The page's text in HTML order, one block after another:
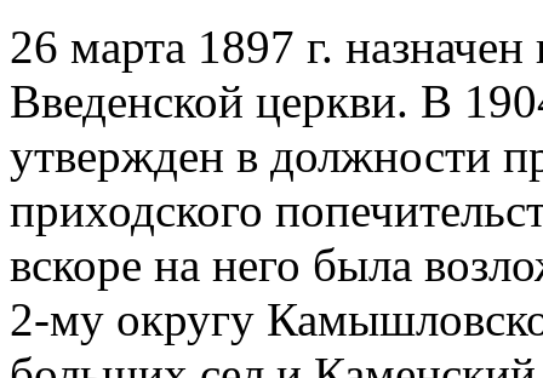
26 марта 1897 г.
Введенской церкви. В
утвержден в должности
приходского
вскоре на него была
2-му округу